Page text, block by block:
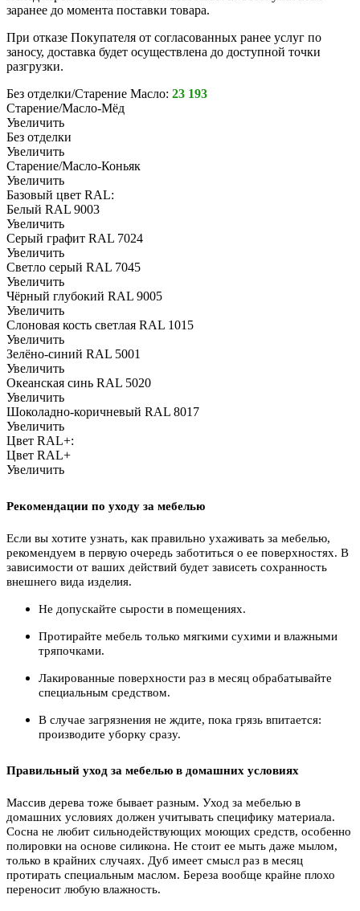
заранее до момента поставки товара.
При отказе Покупателя от согласованных ранее услуг по
заносу, доставка будет осуществлена до доступной точки
разгрузки.
Без отделки/Старение Масло: 23 193
Старение/Масло-Мёд
Увеличить
Без отделки
Увеличить
Старение/Масло-Коньяк
Увеличить
Базовый цвет RAL:
Белый RAL 9003
Увеличить
Серый графит RAL 7024
Увеличить
Светло серый RAL 7045
Увеличить
Чёрный глубокий RAL 9005
Увеличить
Слоновая кость светлая RAL 1015
Увеличить
Зелёно-синий RAL 5001
Увеличить
Океанская синь RAL 5020
Увеличить
Шоколадно-коричневый RAL 8017
Увеличить
Цвет RAL+:
Цвет RAL+
Увеличить
Рекомендации по уходу за мебелью
Если вы хотите узнать, как правильно ухаживать за мебелью,
рекомендуем в первую очередь заботиться о ее поверхностях. В
зависимости от ваших действий будет зависеть сохранность
внешнего вида изделия.
Не допускайте сырости в помещениях.
Протирайте мебель только мягкими сухими и влажными
тряпочками.
Лакированные поверхности раз в месяц обрабатывайте
специальным средством.
В случае загрязнения не ждите, пока грязь впитается:
производите уборку сразу.
Правильный уход за мебелью в домашних условиях
Массив дерева тоже бывает разным. Уход за мебелью в
домашних условиях должен учитывать специфику материала.
Сосна не любит сильнодействующих моющих средств, особенно
полировки на основе силикона. Не стоит ее мыть даже мылом,
только в крайних случаях. Дуб имеет смысл раз в месяц
протирать специальным маслом. Береза вообще крайне плохо
переносит любую влажность.